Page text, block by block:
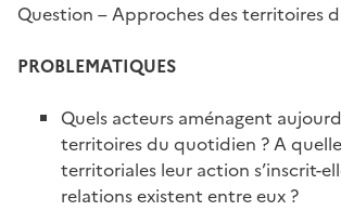
Question – Approches des territoires
PROBLEMATIQUES
Quels acteurs aménagent
territoires du quotidien ? A
territoriales leur action s’inscrit-
relations existent entre eux ?